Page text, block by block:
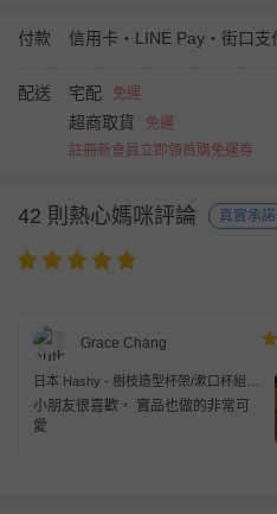
付款
配送 宅配 免運
超商取貨
免運
註冊新會員立即領首購免運券
42 則熱心媽咪評論 真實承諾
Grace Chang
日本 Hashy - 樹枝造型杯架/漱口杯組-
嚕嚕咪-阿金 (杯子Φ6.5x11cm)
小朋友很喜歡， 實品也做的非常可
愛